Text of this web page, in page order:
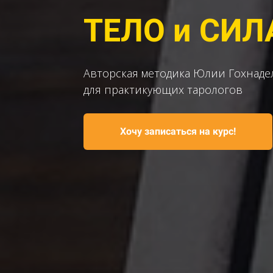
ТЕЛО и
Авторская методика Юлии
для практикующих тарологов
Хочу записаться на курс!